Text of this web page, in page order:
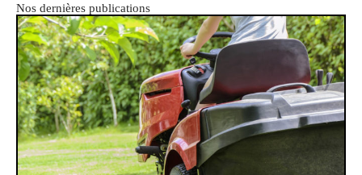
Nos dernières publications